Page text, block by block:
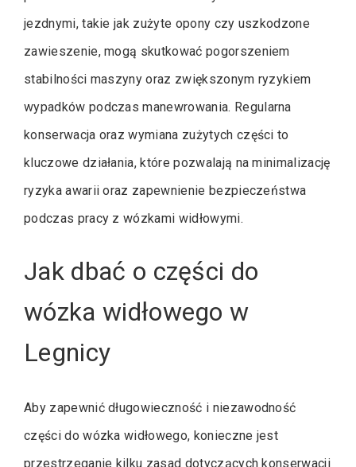
jezdnymi, takie jak zużyte opony czy uszkodzone
zawieszenie, mogą skutkować pogorszeniem
stabilności maszyny oraz zwiększonym ryzykiem
wypadków podczas manewrowania. Regularna
konserwacja oraz wymiana zużytych części to
kluczowe działania, które pozwalają na minimalizację
ryzyka awarii oraz zapewnienie bezpieczeństwa
podczas pracy z wózkami widłowymi.
Jak dbać o części do
wózka widłowego w
Legnicy
Aby zapewnić długowieczność i niezawodność
części do wózka widłowego, konieczne jest
przestrzeganie kilku zasad dotyczących konserwacji